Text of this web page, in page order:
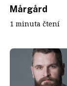
Mårgård
1 minuta čtení